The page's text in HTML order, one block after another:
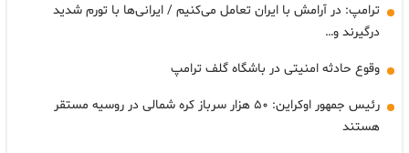
ترامپ: در آرامش با ایران تعامل می‌کنیم / ایرانی‌ها با تورم شدید
درگیرند و…
وقوع حادثه امنیتی در باشگاه گلف ترامپ
رئیس جمهور اوکراین: ۵۰ هزار سرباز کره شمالی در روسیه مستقر
هستند